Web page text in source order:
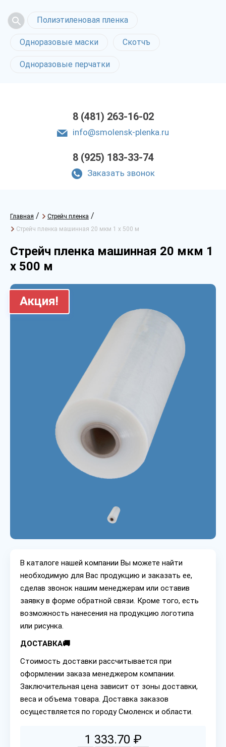
Полиэтиленовая пленка
Одноразовые маски Скотчъ
Одноразовые перчатки
8 (481) 263-16-02
info@smolensk-plenka.ru
8 (925) 183-33-74
Заказать звонок
Главная / Стрейч пленка /
Стрейч пленка машинная 20 мкм 1 х 500 м
Стрейч пленка машинная 20 мкм 1
х 500 м
Акция!
В каталоге нашей компании Вы можете найти
необходимую для Вас продукцию и заказать ее,
сделав звонок нашим менеджерам или оставив
заявку в форме обратной связи. Кроме того, есть
возможность нанесения на продукцию логотипа
или рисунка.
ДОСТАВКА🚚
Стоимость доставки рассчитывается при
оформлении заказа менеджером компании.
Заключительная цена зависит от зоны доставки,
веса и объема товара. Доставка заказов
осуществляется по городу Смоленск и области.
1 333.70 ₽